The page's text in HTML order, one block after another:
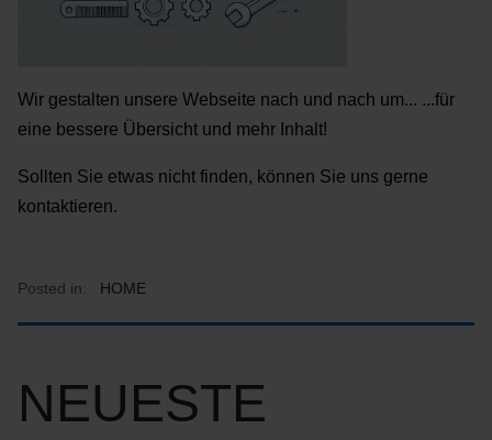
Wir gestalten unsere Webseite nach und nach um... ...für
eine bessere Übersicht und mehr Inhalt!
Sollten Sie etwas nicht finden, können Sie uns gerne
kontaktieren.
Posted in: HOME
NEUESTE